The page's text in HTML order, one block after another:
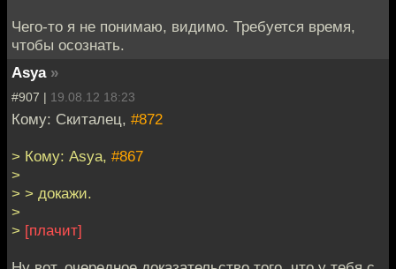
Чего-то я не понимаю, видимо. Требуется время,
чтобы осознать.
Asya »
#907 | 19.08.12 18:23
Кому: Скиталец, #872
> Кому: Asya, #867
>
> > докажи.
>
> [плачит]